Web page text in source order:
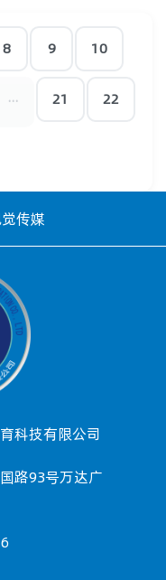
8 9 10
... 21 22
传媒
科技有限公司
路93号万达广